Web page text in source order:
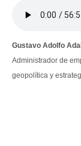
Gustavo Adolfo
Administrador de
geopolítica y